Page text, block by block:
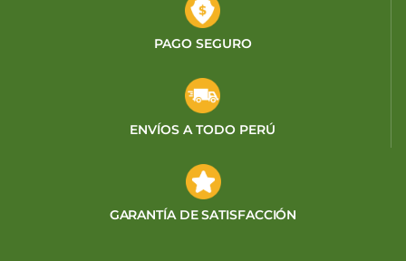
PAGO SEGURO
ENVÍOS A TODO PERÚ
GARANTÍA DE SATISFACCIÓN